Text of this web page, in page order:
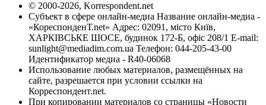
© 2000-2026, Korrespondent.net
Субъект в сфере онлайн-медиа Название онлайн-медиа -
«КореспонденТ.net» Адрес: 02091, місто Київ,
ХАРКІВСЬКЕ ШОСЕ, будинок 172-Б, офіс 208/1 E-mail:
sunlight@mediadim.com.ua Телефон: 044-205-43-00
Идентификатор медиа - R40-06068
Использование любых материалов, размещённых на
сайте, разрешается при условии ссылки на
Корреспондент.net.
При копировании материалов со страницы «Новости